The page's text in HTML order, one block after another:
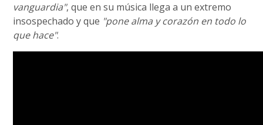
vanguardia", que en su música llega a un extremo
insospechado y que "pone alma y corazón en todo lo
que hace".